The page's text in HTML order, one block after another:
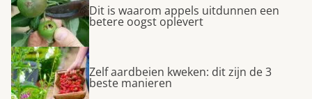
Dit is waarom appels uitdunnen een
betere oogst oplevert
Zelf aardbeien kweken: dit zijn de 3
beste manieren